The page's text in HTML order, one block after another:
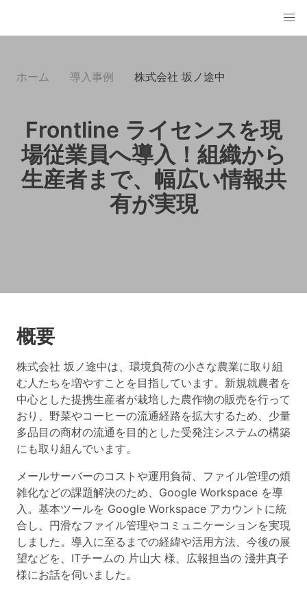
ホーム 導入事例 株式会社 坂ノ途中
Frontline ライセンスを現
場従業員へ導入！組織から
生産者まで、幅広い情報共
有が実現
概要
株式会社 坂ノ途中は、環境負荷の小さな農業に取り組
む人たちを増やすことを目指しています。新規就農者を
中心とした提携生産者が栽培した農作物の販売を行って
おり、野菜やコーヒーの流通経路を拡大するため、少量
多品目の商材の流通を目的とした受発注システムの構築
にも取り組んでいます。
メールサーバーのコストや運用負荷、ファイル管理の煩
雑化などの課題解決のため、Google Workspace を導
入。基本ツールを Google Workspace アカウントに統
合し、円滑なファイル管理やコミュニケーションを実現
しました。導入に至るまでの経緯や活用方法、今後の展
望などを、ITチームの 片山大 様、広報担当の 淺井真子
様にお話を伺いました。